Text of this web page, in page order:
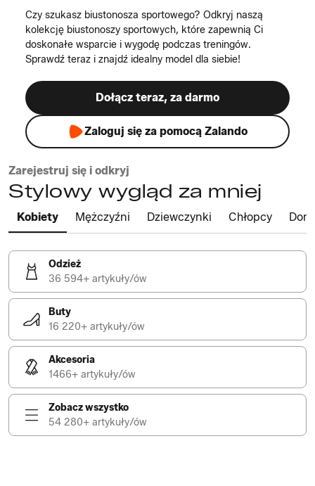
Czy szukasz biustonosza sportowego? Odkryj naszą
kolekcję biustonoszy sportowych, które zapewnią Ci
doskonałe wsparcie i wygodę podczas treningów.
Sprawdź teraz i znajdź idealny model dla siebie!
Dołącz teraz, za darmo
Zaloguj się za pomocą Zalando
Zarejestruj się i odkryj
Stylowy wygląd za mniej
Kobiety Mężczyźni Dziewczynki Chłopcy Dom
Odzież
36 594+ artykuły/ów
Buty
16 220+ artykuły/ów
Akcesoria
1466+ artykuły/ów
Zobacz wszystko
54 280+ artykuły/ów